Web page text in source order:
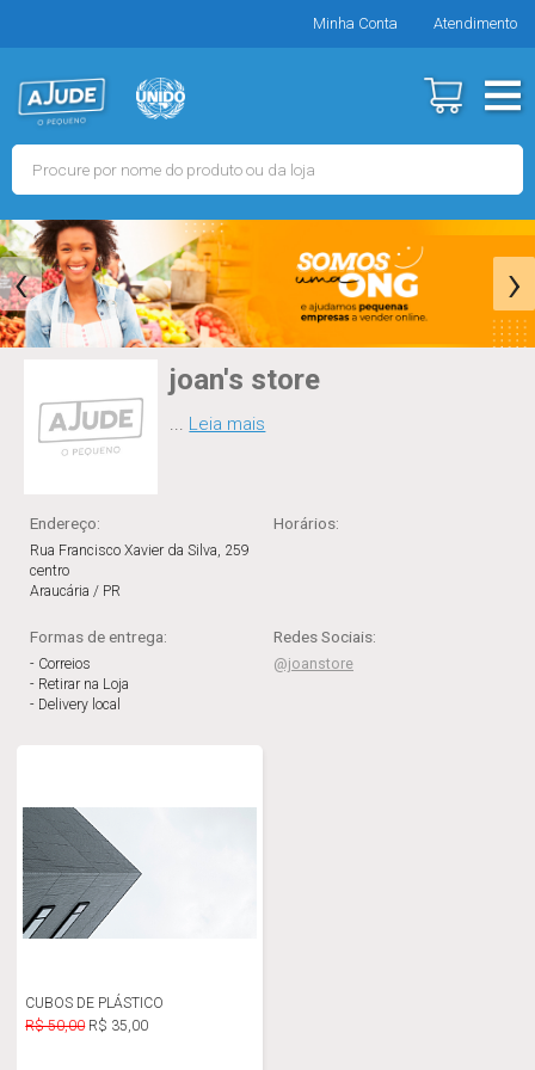
Minha Conta Atendimento
‹ ›
joan's store
... Leia mais
Endereço:
Rua Francisco Xavier da Silva, 259
centro
Araucária / PR
Horários:
Formas de entrega:
- Correios
- Retirar na Loja
- Delivery local
Redes Sociais:
@joanstore
CUBOS DE PLÁSTICO
R$ 50,00R$ 35,00